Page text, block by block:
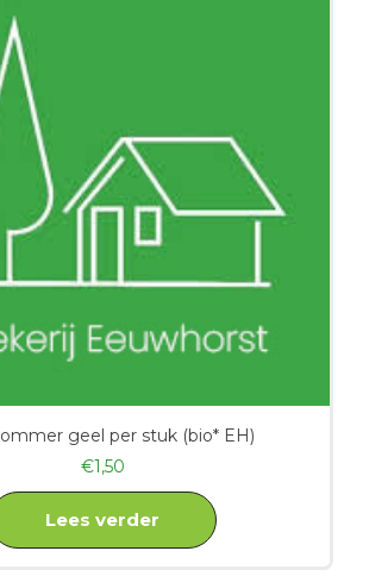
geel per stuk (bio* EH)
€1,50
Lees verder